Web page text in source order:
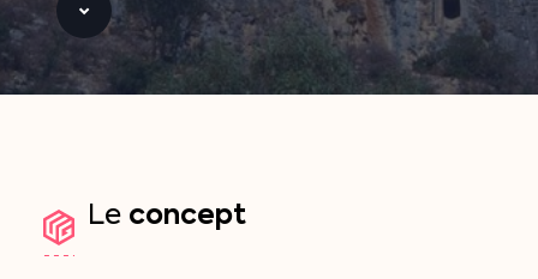
Le concept